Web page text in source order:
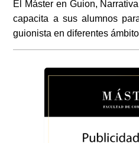
El Máster en Guion,
capacita a sus alumnos
guionista en diferentes